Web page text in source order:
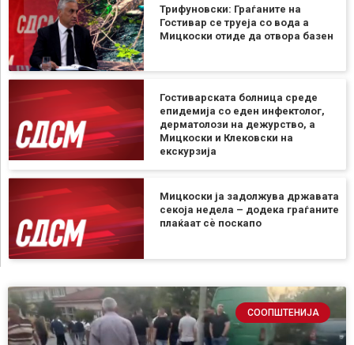
Трифуновски: Граѓаните на
Гостивар се труеја со вода а
Мицкоски отиде да отвора базен
Гостиварската болница среде
епидемија со еден инфектолог,
дерматолози на дежурство, а
Мицкоски и Клековски на
екскурзија
Мицкоски ја задолжува државата
секоја недела – додека граѓаните
плаќаат сѐ поскапо
СООПШТЕНИЈА